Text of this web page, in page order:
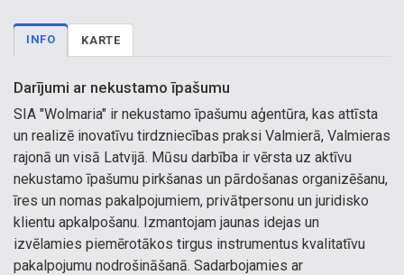
INFO KARTE
Darījumi ar nekustamo īpašumu
SIA "Wolmaria" ir nekustamo īpašumu aģentūra, kas attīsta
un realizē inovatīvu tirdzniecības praksi Valmierā, Valmieras
rajonā un visā Latvijā. Mūsu darbība ir vērsta uz aktīvu
nekustamo īpašumu pirkšanas un pārdošanas organizēšanu,
īres un nomas pakalpojumiem, privātpersonu un juridisko
klientu apkalpošanu. Izmantojam jaunas idejas un
izvēlamies piemērotākos tirgus instrumentus kvalitatīvu
pakalpojumu nodrošināšanā. Sadarbojamies ar